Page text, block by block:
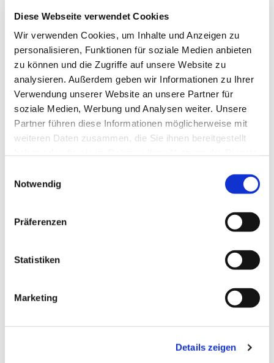
Diese Webseite verwendet Cookies
Wir verwenden Cookies, um Inhalte und Anzeigen zu
personalisieren, Funktionen für soziale Medien anbieten
zu können und die Zugriffe auf unsere Website zu
analysieren. Außerdem geben wir Informationen zu Ihrer
Verwendung unserer Website an unsere Partner für
soziale Medien, Werbung und Analysen weiter. Unsere
Partner führen diese Informationen möglicherweise mit
weiteren Daten zusammen, die Sie ihnen bereitgestellt
Notwendig
Präferenzen
Statistiken
Marketing
Details zeigen
Dies könnte Sie auch
interessieren